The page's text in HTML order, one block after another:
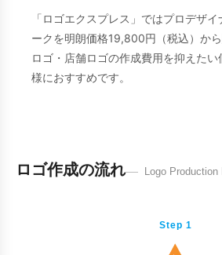
「ロゴエクスプレス」ではプロデザ
ークを明朗価格19,800円（税込）か
ロゴ・店舗ロゴの作成費用を抑えた
様におすすめです。
ロゴ作成の流れ Logo Production
Step 1